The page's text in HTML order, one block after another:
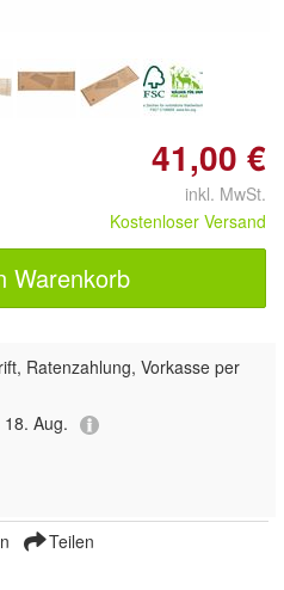
41,00 €
inkl. MwSt.
Kostenloser Versand
Warenkorb
Ratenzahlung, Vorkasse per
Aug.
Teilen